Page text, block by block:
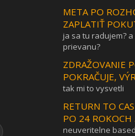
META PO
ZAPLATIŤ
ja sa tu radujem?
prievanu?
ZDRAŽOVANIE
POKRAČUJE,
tak mi to vysvetli
RETURN TO
PO 24 ROKOCH
neuveritelne